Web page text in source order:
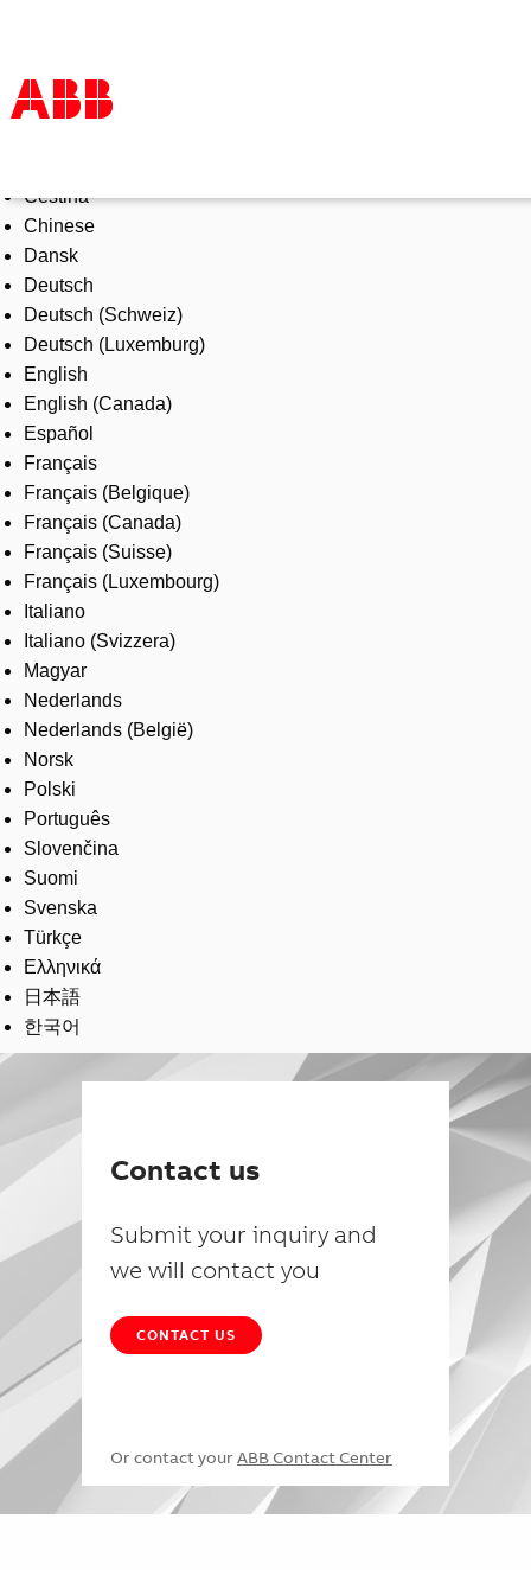
Products & Solutions
Industries
Services
About us
Where to buy
Contact us
Careers
Čeština
Chinese
Dansk
Deutsch
Deutsch (Schweiz)
Deutsch (Luxemburg)
English
English (Canada)
Español
Français
Français (Belgique)
Français (Canada)
Français (Suisse)
Français (Luxembourg)
Italiano
Italiano (Svizzera)
Magyar
Nederlands
Nederlands (België)
Norsk
Polski
Português
Slovenčina
Suomi
Svenska
Türkçe
Ελληνικά
日本語
한국어
Contact us
Submit your inquiry and
we will contact you
CONTACT US
Or contact your ABB Contact Center